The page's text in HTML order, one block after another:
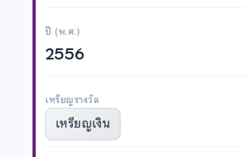
ปี (พ.ศ.)
2556
เหรียญรางวัล
เหรียญเงิน